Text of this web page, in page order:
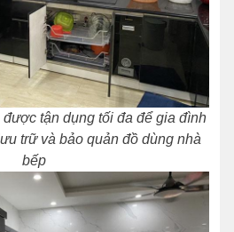
tận dụng tối đa để gia đình
trữ và bảo quản đồ dùng nhà
bếp